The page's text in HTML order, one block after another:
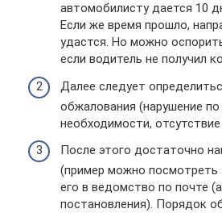
автомобилисту дается 10
Если же время прошло,
удастся. Но можно
если водитель не получил
Далее следует
обжалования (нарушение по
необходимости,
После этого достаточно
(пример можно посмотреть
его в ведомство по почте
постановления). Порядок